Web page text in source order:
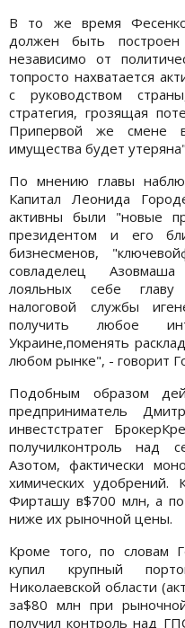
В то же время
должен быть
независимо от
топросто нахватается
с руководством
стратегия, грозящая
Припервой же смене
имущества будет
По мнению главы
Капитал Леонида
активны были "новые
президентом и его
бизнесменов,
совладелец
лояльных себе главу
налоговой службы
получить любое
Украине,поменять
любом рынке", - говорит
Подобным образом
предприниматель
инвестстратег
получилконтроль над
Азотом, фактически
химических удобрений.
Фирташу в$700 млн, а
ниже их рыночной цены.
Кроме того, по словам
купил крупный
Николаевской области
за$80 млн при
получил контроль над